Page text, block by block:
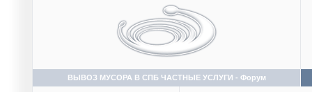
ВЫВОЗ МУСОРА В СПБ ЧАСТНЫЕ УСЛУГИ - Форум